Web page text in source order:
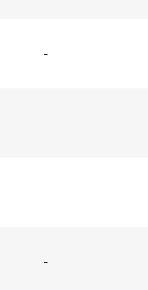
-
-